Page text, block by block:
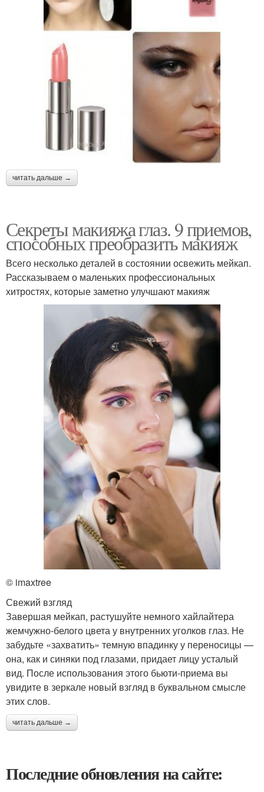
читать дальше →
Секреты макияжа глаз. 9 приемов,
способных преобразить макияж
Всего несколько деталей в состоянии освежить мейкап.
Рассказываем о маленьких профессиональных
хитростях, которые заметно улучшают макияж
© imaxtree
Свежий взгляд
Завершая мейкап, растушуйте немного хайлайтера
жемчужно-белого цвета у внутренних уголков глаз. Не
забудьте «захватить» темную впадинку у переносицы —
она, как и синяки под глазами, придает лицу усталый
вид. После использования этого бьюти-приема вы
увидите в зеркале новый взгляд в буквальном смысле
этих слов.
читать дальше →
Последние обновления на сайте: